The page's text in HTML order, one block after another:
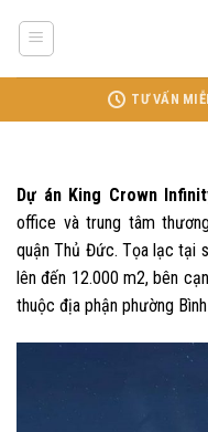
TƯ VẤN
Dự án King Crown
office và trung tâm
quận Thủ Đức. Tọa lạc tại
lên đến 12.000 m2, bên
thuộc địa phận phường